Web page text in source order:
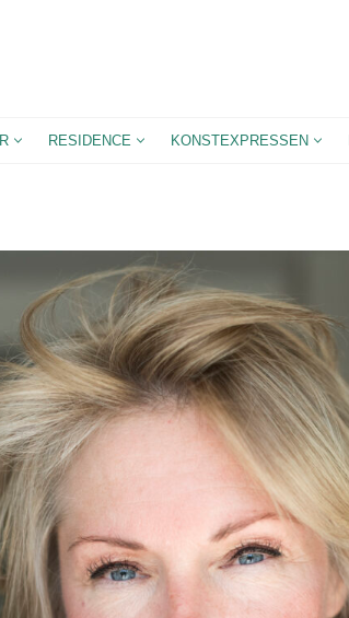
RESIDENCE KONSTEXPRESSEN